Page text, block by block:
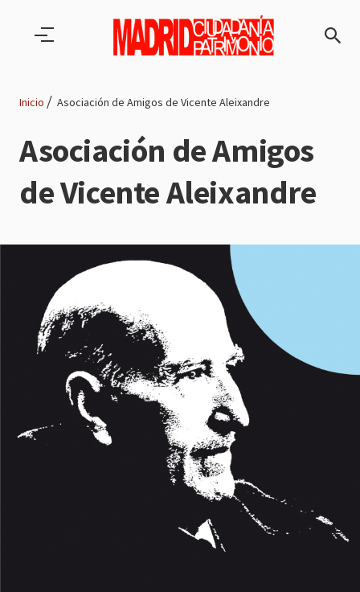
Ruta
de
navegación
Inicio Asociación de Amigos de Vicente Aleixandre
Asociación de Amigos
de Vicente Aleixandre